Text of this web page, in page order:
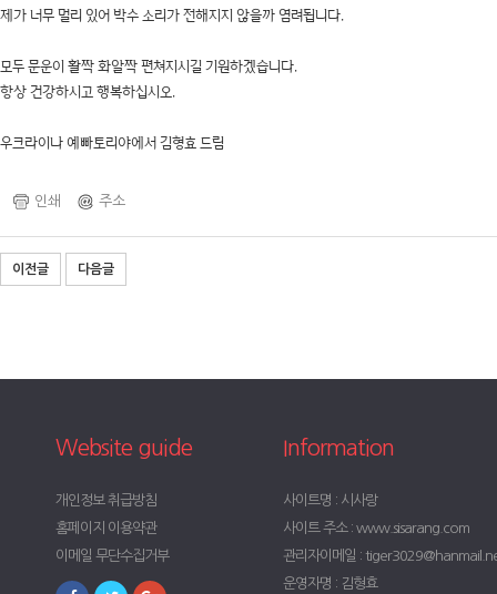
제가 너무 멀리 있어 박수 소리가 전해지지 않을까 염려됩니다.
모두 문운이 활짝 화알짝 편쳐지시길 기원하겠습니다.
항상 건강하시고 행복하십시오.
우크라이나 예빠토리야에서 김형효 드림
인쇄 주소
이전글 다음글
Website guide
개인정보 취급방침
홈페이지 이용약관
이메일 무단수집거부
Information
사이트명 : 시사랑
사이트 주소 : www.sisarang.com
관리자이메일 :
운영자명 : 김형효